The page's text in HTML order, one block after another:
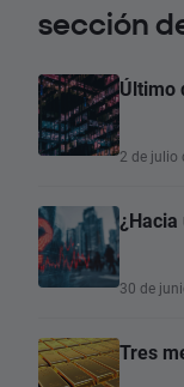
sección
Último
2 de julio
30 de
Tres